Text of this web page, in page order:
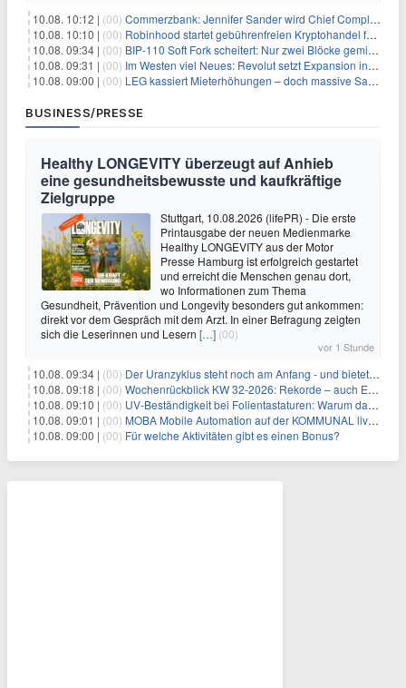
10.08. 10:12 | (00) Commerzbank: Jennifer Sander wird Chief Compliance Officer der
10.08. 10:10 | (00) Robinhood startet gebührenfreien Kryptohandel für britische Investoren
10.08. 09:34 | (00) BIP-110 Soft Fork scheitert: Nur zwei Blöcke gemined, bevor es zum Stillstand kommt
10.08. 09:31 | (00) Im Westen viel Neues: Revolut setzt Expansion in Europa fort
10.08. 09:00 | (00) LEG kassiert Mieterhöhungen – doch massive Sanierungskosten fressen Gewinne auf
BUSINESS/PRESSE
Healthy LONGEVITY überzeugt auf Anhieb
eine gesundheitsbewusste und kaufkräftige
Zielgruppe
Stuttgart, 10.08.2026 (lifePR) - Die erste
Printausgabe der neuen Medienmarke
Healthy LONGEVITY aus der Motor
Presse Hamburg ist erfolgreich gestartet
und erreicht die Menschen genau dort,
wo Informationen zum Thema
Gesundheit, Prävention und Longevity besonders gut ankommen:
direkt vor dem Gespräch mit dem Arzt. In einer Befragung zeigten
sich die Leserinnen und Lesern […] (00)
vor 1 Stunde
10.08. 09:34 | (00) Der Uranzyklus steht noch am Anfang - und bietet Chancen
10.08. 09:18 | (00) Wochenrückblick KW 32-2026: Rekorde – auch Edelmetalle melden sich zurück!
10.08. 09:10 | (00) UV-Beständigkeit bei Folientastaturen: Warum das Material allein nicht über die Lebensdauer entscheidet
10.08. 09:01 | (00) MOBA Mobile Automation auf der KOMMUNAL live in Fulda
10.08. 09:00 | (00) Für welche Aktivitäten gibt es einen Bonus?